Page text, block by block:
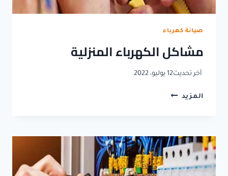
صيانة كهرباء
مشاكل الكهرباء المنزلية
آخر تحديث12 يوليو، 2022
المزيد مشاكل